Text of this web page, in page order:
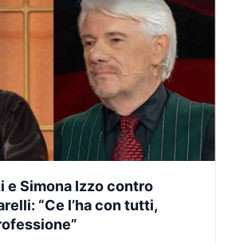
e Simona Izzo contro
“Ce l’ha con tutti,